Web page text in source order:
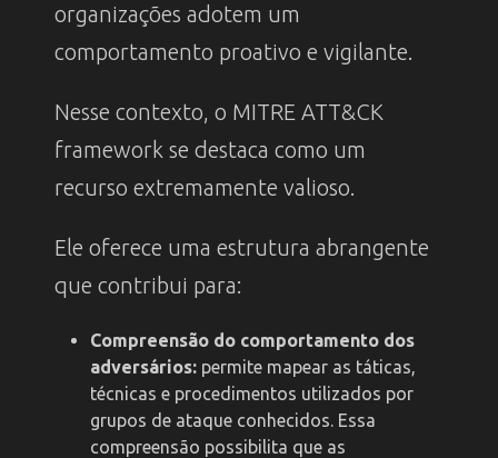
organizações adotem um
comportamento proativo e vigilante.
Nesse contexto, o MITRE ATT&CK
framework se destaca como um
recurso extremamente valioso.
Ele oferece uma estrutura abrangente
que contribui para:
Compreensão do comportamento dos
adversários: permite mapear as táticas,
técnicas e procedimentos utilizados por
grupos de ataque conhecidos. Essa
compreensão possibilita que as